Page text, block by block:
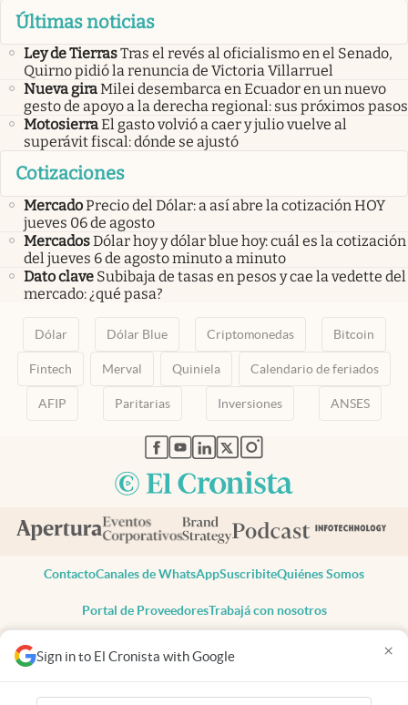
Sign in to El Cronista with Google ×
Últimas noticias
Ley de TierrasTras el revés al oficialismo en el Senado,
Quirno pidió la renuncia de Victoria Villarruel
Nueva giraMilei desembarca en Ecuador en un nuevo
gesto de apoyo a la derecha regional: sus próximos pasos
MotosierraEl gasto volvió a caer y julio vuelve al
superávit fiscal: dónde se ajustó
Cotizaciones
MercadoPrecio del Dólar: a así abre la cotización HOY
jueves 06 de agosto
MercadosDólar hoy y dólar blue hoy: cuál es la cotización
del jueves 6 de agosto minuto a minuto
Dato clave Subibaja de tasas en pesos y cae la vedette del
mercado: ¿qué pasa?
Dólar Dólar Blue Criptomonedas Bitcoin
Fintech Merval Quiniela Calendario de feriados
AFIP Paritarias Inversiones ANSES
abre en nueva pestaña
abre en nueva pestaña
abre en nueva pestaña
abre en nueva pestaña
abre en nueva pestaña
ContactoCanales de WhatsAppSuscribiteQuiénes Somos
Portal de ProveedoresTrabajá con nosotros
Todos los derechos reservados
Privacidad